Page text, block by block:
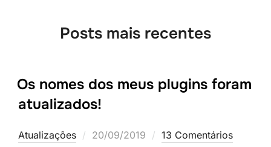
até
o
Posts mais recentes
Os nomes dos meus plugins foram
atualizados!
Atualizações
Postado
20/09/2019 13 Comentários